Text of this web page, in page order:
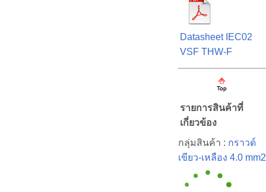
Datasheet IEC02
VSF THW-F
รายการสินค้าที่
เกี่ยวข้อง
กลุ่มสินค้า : กราวด์
เขียว-เหลือง 4.0 mm2